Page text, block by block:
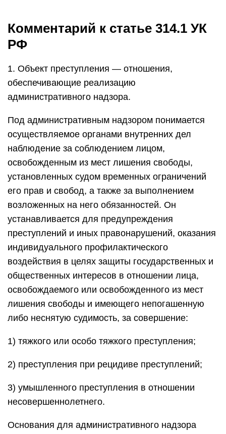
Комментарий к статье 314.1 УК
РФ
1. Объект преступления — отношения,
обеспечивающие реализацию
административного надзора.
Под административным надзором понимается
осуществляемое органами внутренних дел
наблюдение за соблюдением лицом,
освобожденным из мест лишения свободы,
установленных судом временных ограничений
его прав и свобод, а также за выполнением
возложенных на него обязанностей. Он
устанавливается для предупреждения
преступлений и иных правонарушений, оказания
индивидуального профилактического
воздействия в целях защиты государственных и
общественных интересов в отношении лица,
освобождаемого или освобожденного из мест
лишения свободы и имеющего непогашенную
либо неснятую судимость, за совершение:
1) тяжкого или особо тяжкого преступления;
2) преступления при рецидиве преступлений;
3) умышленного преступления в отношении
несовершеннолетнего.
Основания для административного надзора